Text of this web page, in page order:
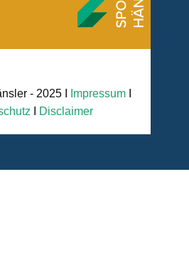
- 2025 I ImpressumI
Disclaimer